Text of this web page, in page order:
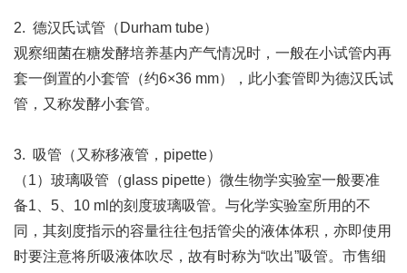
2. 德汉氏试管（Durham tube）
观察细菌在糖发酵培养基内产气情况时，一般在小试管内再
套一倒置的小套管（约6×36 mm），此小套管即为德汉氏试
管，又称发酵小套管。
3. 吸管（又称移液管，pipette）
（1）玻璃吸管（glass pipette）微生物学实验室一般要准
备1、5、10 ml的刻度玻璃吸管。与化学实验室所用的不
同，其刻度指示的容量往往包括管尖的液体体积，亦即使用
时要注意将所吸液体吹尽，故有时称为“吹出”吸管。市售细